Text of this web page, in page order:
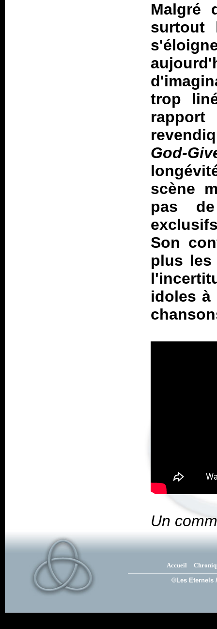
Malgré
surtout
trop
God-
scène
pas
Son
plus les
idoles à
Un
Accueil
©Les Eternels